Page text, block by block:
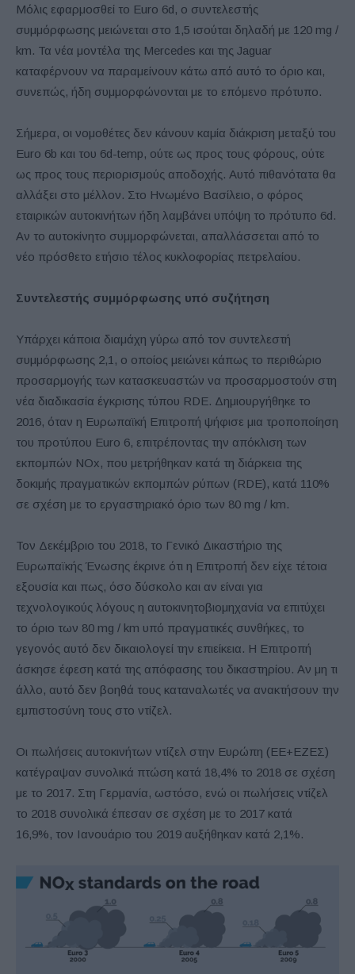
Μόλις εφαρμοσθεί το Euro 6d, ο συντελεστής
συμμόρφωσης μειώνεται στο 1,5 ισούται δηλαδή με 120 mg /
km. Τα νέα μοντέλα της Mercedes και της Jaguar
καταφέρνουν να παραμείνουν κάτω από αυτό το όριο και,
συνεπώς, ήδη συμμορφώνονται με το επόμενο πρότυπο.
Σήμερα, οι νομοθέτες δεν κάνουν καμία διάκριση μεταξύ του
Euro 6b και του 6d-temp, ούτε ως προς τους φόρους, ούτε
ως προς τους περιορισμούς αποδοχής. Αυτό πιθανότατα θα
αλλάξει στο μέλλον. Στο Ηνωμένο Βασίλειο, ο φόρος
εταιρικών αυτοκινήτων ήδη λαμβάνει υπόψη το πρότυπο 6d.
Αν το αυτοκίνητο συμμορφώνεται, απαλλάσσεται από το
νέο πρόσθετο ετήσιο τέλος κυκλοφορίας πετρελαίου.
Συντελεστής συμμόρφωσης υπό συζήτηση
Υπάρχει κάποια διαμάχη γύρω από τον συντελεστή
συμμόρφωσης 2,1, ο οποίος μειώνει κάπως το περιθώριο
προσαρμογής των κατασκευαστών να προσαρμοστούν στη
νέα διαδικασία έγκρισης τύπου RDE. Δημιουργήθηκε το
2016, όταν η Ευρωπαϊκή Επιτροπή ψήφισε μια τροποποίηση
του προτύπου Euro 6, επιτρέποντας την απόκλιση των
εκπομπών NOx, που μετρήθηκαν κατά τη διάρκεια της
δοκιμής πραγματικών εκπομπών ρύπων (RDE), κατά 110%
σε σχέση με το εργαστηριακό όριο των 80 mg / km.
Τον Δεκέμβριο του 2018, το Γενικό Δικαστήριο της
Ευρωπαϊκής Ένωσης έκρινε ότι η Επιτροπή δεν είχε τέτοια
εξουσία και πως, όσο δύσκολο και αν είναι για
τεχνολογικούς λόγους η αυτοκινητοβιομηχανία να επιτύχει
το όριο των 80 mg / km υπό πραγματικές συνθήκες, το
γεγονός αυτό δεν δικαιολογεί την επιείκεια. Η Επιτροπή
άσκησε έφεση κατά της απόφασης του δικαστηρίου. Αν μη τι
άλλο, αυτό δεν βοηθά τους καταναλωτές να ανακτήσουν την
εμπιστοσύνη τους στο ντίζελ.
Οι πωλήσεις αυτοκινήτων ντίζελ στην Ευρώπη (ΕΕ+ΕΖΕΣ)
κατέγραψαν συνολικά πτώση κατά 18,4% το 2018 σε σχέση
με το 2017. Στη Γερμανία, ωστόσο, ενώ οι πωλήσεις ντίζελ
το 2018 συνολικά έπεσαν σε σχέση με το 2017 κατά
16,9%, τον Ιανουάριο του 2019 αυξήθηκαν κατά 2,1%.